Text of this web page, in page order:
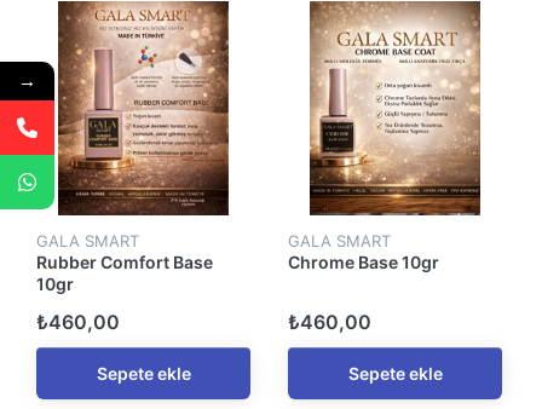
GALA SMART
Rubber Comfort Base
10gr
₺460,00
Sepete ekle
GALA SMART
Chrome Base 10gr
₺460,00
Sepete ekle
→